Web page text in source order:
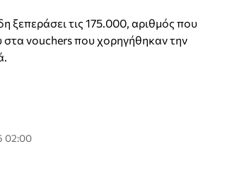
ξεπεράσει τις 175.000, αριθμός που
στα vouchers που χορηγήθηκαν την
02:00